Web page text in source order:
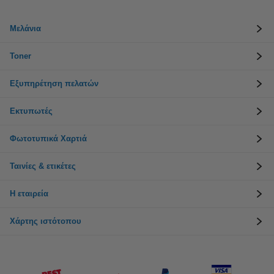
Μελάνια
Toner
Εξυπηρέτηση πελατών
Εκτυπωτές
Φωτοτυπικά Χαρτιά
Ταινίες & ετικέτες
Η εταιρεία
Χάρτης ιστότοπου